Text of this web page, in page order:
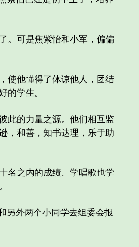
。可是焦紫怡和小军，偏偏
使他懂得了体谅他人，团结
的学生。
此的力量之源。他们相互监
，和善，知书达理，乐于助
名之内的成绩。学唱歌也学
外两个小同学去组委会报